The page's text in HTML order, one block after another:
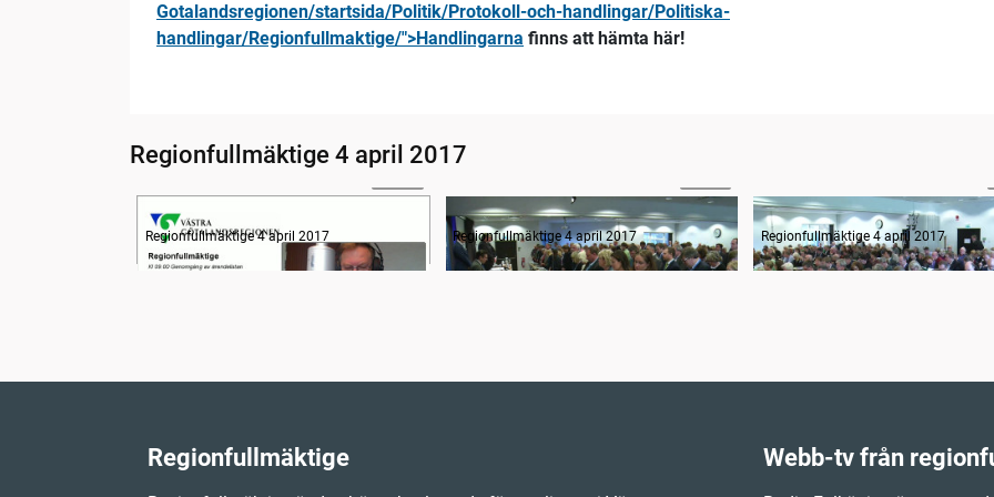
Gotalandsregionen/startsida/Politik/Protokoll-och-handlingar/Politiska-
handlingar/Regionfullmaktige/">Handlingarna finns att hämta här!
Regionfullmäktige 4 april 2017
Information om dagens ärenden
Regionfullmäktige 4 april 2017
En tyst minut
Regionfullmäktige 4 april 2017
Inledande formalia
Regionfullmäktige 4 april 2017
Regionfullmäktige Webb-tv från